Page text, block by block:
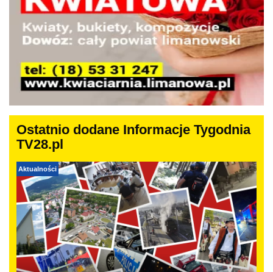
Ostatnio dodane Informacje Tygodnia
TV28.pl
Aktualności